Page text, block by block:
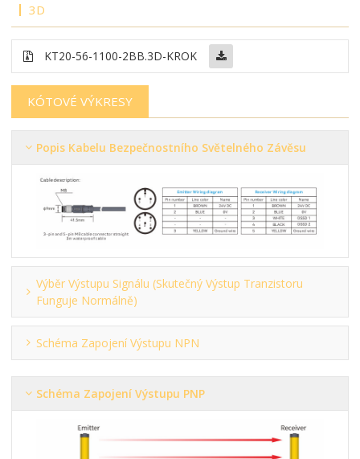
3D
KT20-56-1100-2BB.3D-KROK
KÓTOVÉ VÝKRESY
Popis Kabelu Bezpečnostního Světelného Závěsu
Výběr Výstupu Signálu (skutečný Výstup Tranzistoru
Funguje Normálně)
Schéma Zapojení Výstupu NPN
Schéma Zapojení Výstupu PNP